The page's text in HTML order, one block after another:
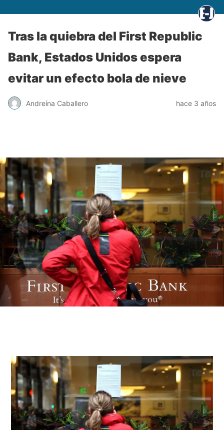
Tras la quiebra del First Republic
Bank, Estados Unidos espera
evitar un efecto bola de nieve
Andreína Caballero hace 3 años